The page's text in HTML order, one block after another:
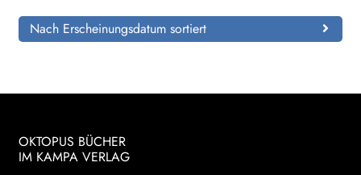
Nach Erscheinungsdatum sortiert
OKTOPUS BÜCHER
IM KAMPA VERLAG